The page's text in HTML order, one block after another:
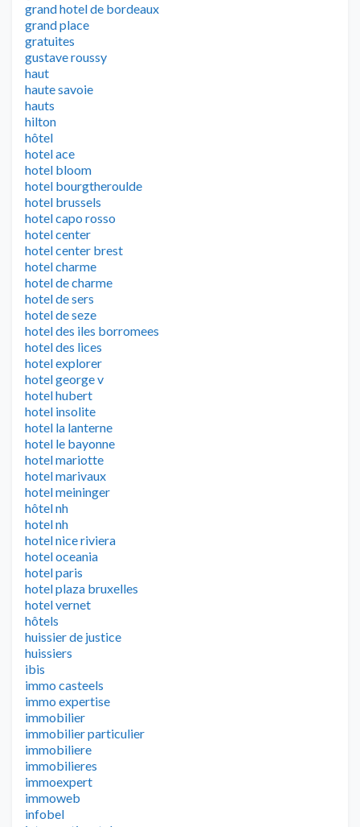
grand hotel de bordeaux
grand place
gratuites
gustave roussy
haut
haute savoie
hauts
hilton
hôtel
hotel ace
hotel bloom
hotel bourgtheroulde
hotel brussels
hotel capo rosso
hotel center
hotel center brest
hotel charme
hotel de charme
hotel de sers
hotel de seze
hotel des iles borromees
hotel des lices
hotel explorer
hotel george v
hotel hubert
hotel insolite
hotel la lanterne
hotel le bayonne
hotel mariotte
hotel marivaux
hotel meininger
hôtel nh
hotel nh
hotel nice riviera
hotel oceania
hotel paris
hotel plaza bruxelles
hotel vernet
hôtels
huissier de justice
huissiers
ibis
immo casteels
immo expertise
immobilier
immobilier particulier
immobiliere
immobilieres
immoexpert
immoweb
infobel